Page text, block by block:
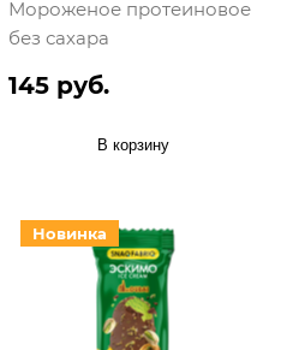
Мороженое протеиновое
без сахара
145 руб.
В корзину
Новинка